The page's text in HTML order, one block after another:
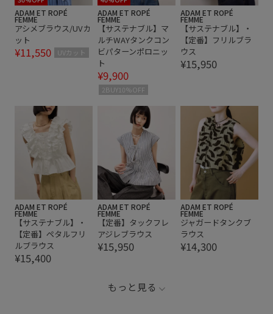
ADAM ET ROPÉ
FEMME
アシメブラウス/UVカ
ット
¥11,550 UVカット
ADAM ET ROPÉ
FEMME
【サステナブル】マ
ルチWAYタンクコン
ビパターンポロニッ
ト
¥9,900
2BUY10%OFF
ADAM ET ROPÉ
FEMME
【サステナブル】・
【定番】フリルブラ
ウス
¥15,950
ADAM ET ROPÉ
FEMME
【サステナブル】・
【定番】ペタルフリ
ルブラウス
¥15,400
ADAM ET ROPÉ
FEMME
【定番】タックフレ
アジレブラウス
¥15,950
ADAM ET ROPÉ
FEMME
ジャガードタンクブ
ラウス
¥14,300
もっと見る